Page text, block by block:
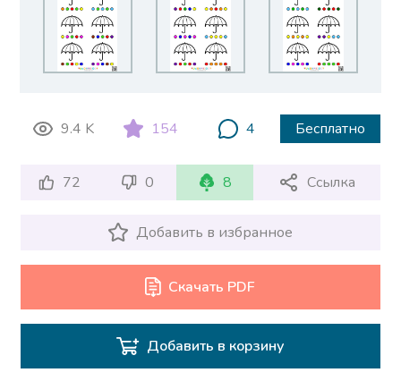
9.4 K 154 4 Бесплатно
72 0 8 Ссылка
Добавить в избранное
Скачать PDF
Добавить в корзину